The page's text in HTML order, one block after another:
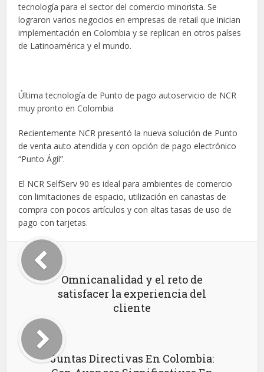
tecnología para el sector del comercio minorista. Se
lograron varios negocios en empresas de retail que inician
implementación en Colombia y se replican en otros países
de Latinoamérica y el mundo.
Última tecnología de Punto de pago autoservicio de NCR
muy pronto en Colombia
Recientemente NCR presentó la nueva solución de Punto
de venta auto atendida y con opción de pago electrónico
“Punto Ágil”.
El NCR SelfServ 90 es ideal para ambientes de comercio
con limitaciones de espacio, utilización en canastas de
compra con pocos artículos y con altas tasas de uso de
pago con tarjetas.
Omnicanalidad y el reto de
satisfacer la experiencia del
cliente
Juntas Directivas En Colombia: